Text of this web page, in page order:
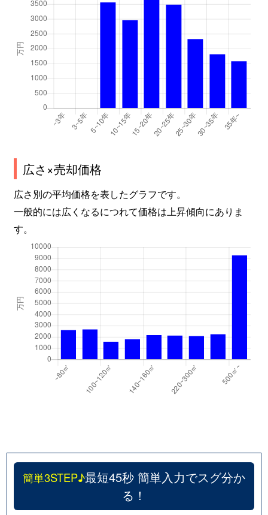
広さ×売却価格
広さ別の平均価格を表したグラフです。
一般的には広くなるにつれて価格は上昇傾向にありま
す。
簡単3STEP♪最短45秒 簡単入力でスグ分か
る！